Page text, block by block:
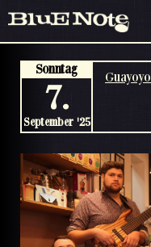
Guayoyo
Sonntag
7.
September '25